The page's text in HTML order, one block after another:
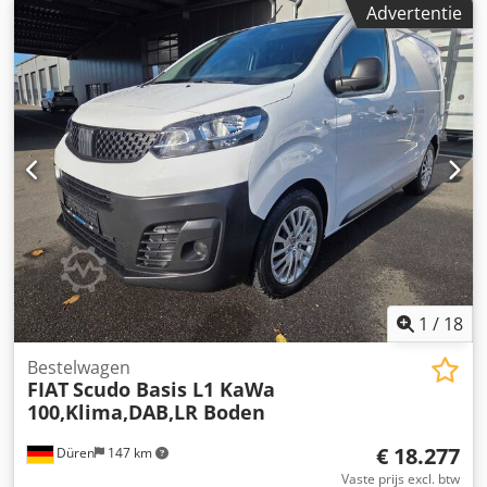
snelheidsbegrenzer, Android Auto, Apple CarPlay,
reservewiel, direct leverbaar voertuig----Fouten en
tussentijdse verkoop voorbehouden. Opslagnummer 036.
Dcodpfx Asxlkt Ajqvok
Advertentie
1 / 18
Düren 147 km
Bestelwagen
FIATScudo Basis L1 KaWa
100,Klima,DAB,LR Boden
€ 18.277
Vaste prijs excl. btw